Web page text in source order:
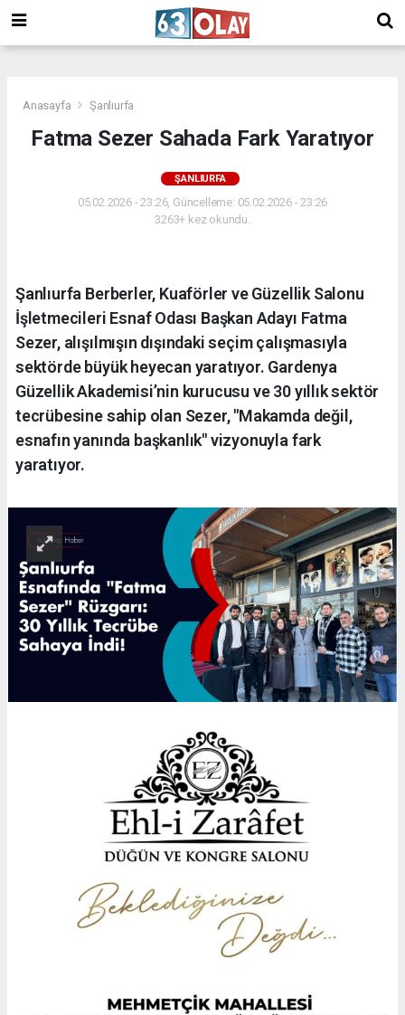
Anasayfa Şanlıurfa
Fatma Sezer Sahada Fark Yaratıyor
ŞANLIURFA
05.02.2026 - 23:26, Güncelleme: 05.02.2026 - 23:26
3263+ kez okundu.
Şanlıurfa Berberler, Kuaförler ve Güzellik Salonu
İşletmecileri Esnaf Odası Başkan Adayı Fatma
Sezer, alışılmışın dışındaki seçim çalışmasıyla
sektörde büyük heyecan yaratıyor. Gardenya
Güzellik Akademisi’nin kurucusu ve 30 yıllık sektör
tecrübesine sahip olan Sezer, "Makamda değil,
esnafın yanında başkanlık" vizyonuyla fark
yaratıyor.